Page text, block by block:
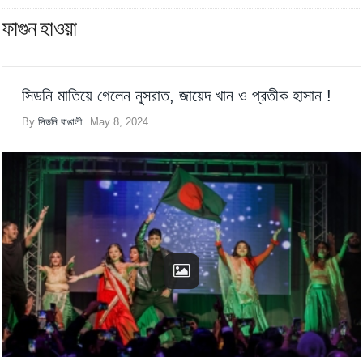
ফাগুন হাওয়া
সিডনি মাতিয়ে গেলেন নুসরাত, জায়েদ খান ও প্রতীক হাসান !
Byসিডনি বাঙালী May 8, 2024